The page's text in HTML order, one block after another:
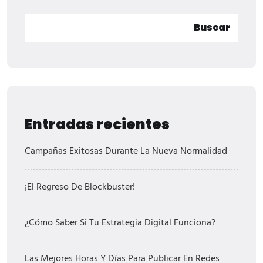
Buscar
Entradas recientes
Campañas Exitosas Durante La Nueva Normalidad
¡El Regreso De Blockbuster!
¿Cómo Saber Si Tu Estrategia Digital Funciona?
Las Mejores Horas Y Días Para Publicar En Redes